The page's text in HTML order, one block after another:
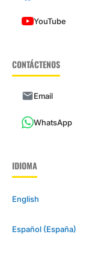
YouTube
CONTÁCTENOS
Email
WhatsApp
IDIOMA
English
Español (España)